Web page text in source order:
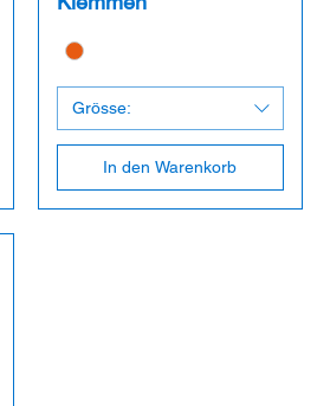
Grösse:
In den Warenkorb